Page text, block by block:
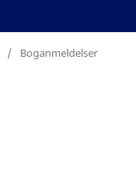
/ Boganmeldelser